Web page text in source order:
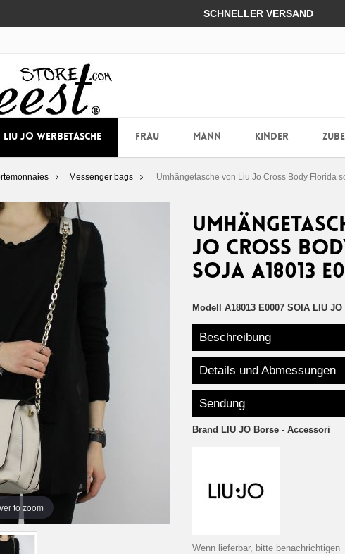
SCHNELLER VERSAND
LIU JO WERBETASCHE FRAU MANN KINDER
Messenger bags Umhängetasche von Liu Jo Cross Body Florida
to zoom
Jo Cross
soja A18013
Modell A18013 E0007 SOIA LIU JO
Beschreibung
Details und Abmessungen
Sendung
Brand LIU JO Borse - Accessori
Wenn lieferbar, bitte benachrichtigen